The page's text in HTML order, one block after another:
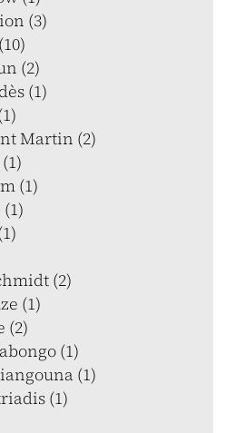
(3)
(2)
(1)
Martin (2)
(1)
(2)
(1)
(2)
(1)
(1)
(1)